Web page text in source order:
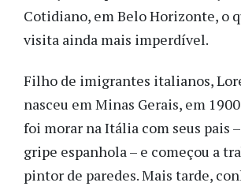
Cotidiano, em Belo Horizonte, o
visita ainda mais imperdível.
Filho de imigrantes italianos,
nasceu em Minas Gerais, em
foi morar na Itália com seus pais
gripe espanhola – e começou a
pintor de paredes. Mais tarde,